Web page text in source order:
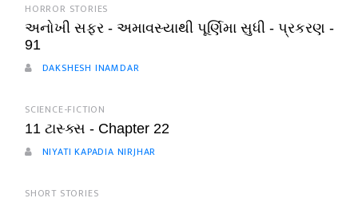
HORROR STORIES
અનોખી સફર - અમાવસ્યાથી પૂર્ણિમા સુધી - પ્રકરણ -
91
DAKSHESH INAMDAR
SCIENCE-FICTION
11 ટાસ્ક્સ - Chapter 22
NIYATI KAPADIA NIRJHAR
SHORT STORIES